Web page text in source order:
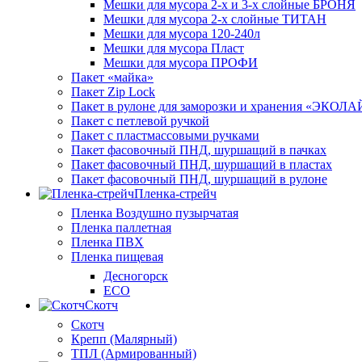
Мешки для мусора 2-х и 3-х слойные БРОНЯ
Мешки для мусора 2-х слойные ТИТАН
Мешки для мусора 120-240л
Мешки для мусора Пласт
Мешки для мусора ПРОФИ
Пакет «майка»
Пакет Zip Lock
Пакет в рулоне для заморозки и хранения
Пакет с петлевой ручкой
Пакет с пластмассовыми ручками
Пакет фасовочный ПНД, шуршащий в пачках
Пакет фасовочный ПНД, шуршащий в пластах
Пакет фасовочный ПНД, шуршащий в рулоне
Пленка-стрейч
Пленка Воздушно пузырчатая
Пленка паллетная
Пленка ПВХ
Пленка пищевая
Десногорск
ECO
Скотч
Скотч
Крепп (Малярный)
ТПЛ (Армированный)